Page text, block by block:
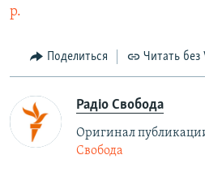
р.
Поделиться Читать без
Радіо Свобода
Оригинал
Свобода